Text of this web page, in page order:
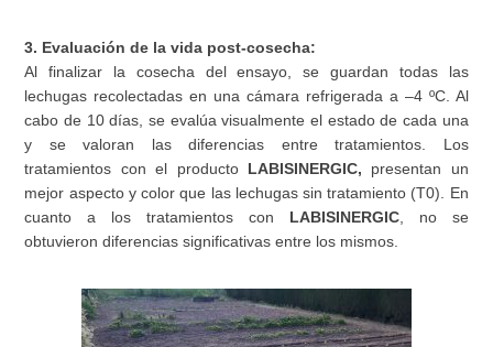
3. Evaluación de la vida post-cosecha:
Al finalizar la cosecha del ensayo, se guardan todas las
lechugas recolectadas en una cámara refrigerada a –4 ºC. Al
cabo de 10 días, se evalúa visualmente el estado de cada una
y se valoran las diferencias entre tratamientos. Los
tratamientos con el productoLABISINERGIC, presentan un
mejor aspecto y color que las lechugas sin tratamiento (T0). En
cuanto a los tratamientos con LABISINERGIC, no se
obtuvieron diferencias significativas entre los mismos.